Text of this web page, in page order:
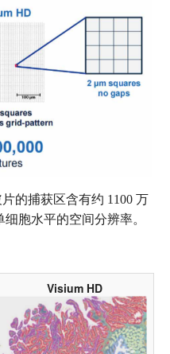
的捕获区含有约 1100 万
胞水平的空间分辨率。
Visium HD